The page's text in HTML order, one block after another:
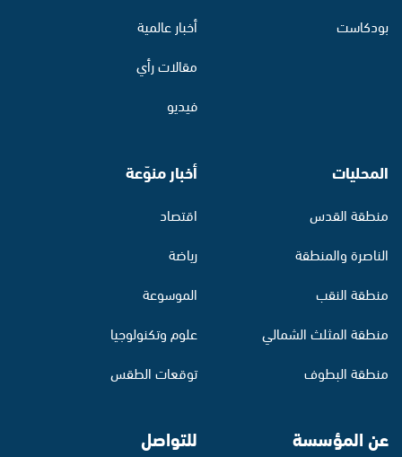
بودكاست
أخبار عالمية
مقالات رأي
فيديو
المحليات
منطقة القدس
الناصرة والمنطقة
منطقة النقب
منطقة المثلث الشمالي
منطقة البطوف
أخبار منوّعة
اقتصاد
رياضة
الموسوعة
علوم وتكنولوجيا
توقعات الطقس
عن المؤسسة للتواصل